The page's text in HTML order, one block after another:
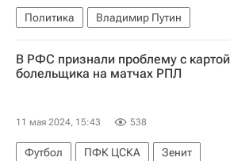
Политика
Владимир Путин
Россия
В РФС признали проблему с картой
болельщика на матчах РПЛ
11 мая 2024, 15:43 538
Футбол ПФК ЦСКА
Зенит